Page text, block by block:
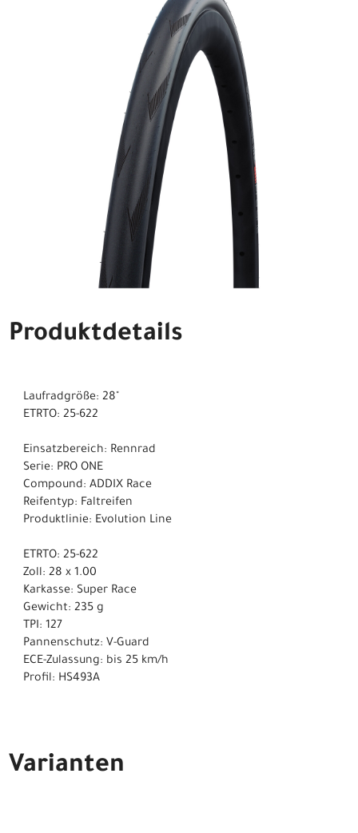
Produktdetails
Laufradgröße: 28"
ETRTO: 25-622
Einsatzbereich: Rennrad
Serie: PRO ONE
Compound: ADDIX Race
Reifentyp: Faltreifen
Produktlinie: Evolution Line
ETRTO: 25-622
Zoll: 28 x 1.00
Karkasse: Super Race
Gewicht: 235 g
TPI: 127
Pannenschutz: V-Guard
ECE-Zulassung: bis 25 km/h
Profil: HS493A
Varianten